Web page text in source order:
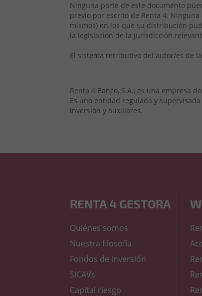
Ninguna parte de este documento
previo por escrito de Renta 4.
mismos) en los que su distribución
la legislación de la jurisdicción
El sistema retributivo del autor/es de
Renta 4 Banco, S.A., es una empresa
Es una entidad regulada y
inversión y auxiliares.
RENTA 4 GESTORA
Quiénes somos
Nuestra filosofía
Fondos de inversión
SICAVs
Capital riesgo